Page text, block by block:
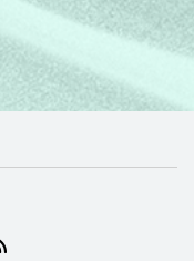
EM NOVA ABA)
EM NOVA ABA)
(ABRE EM NOVA
(ABRE EM NOVA
NIC.BR (ABRE EM
DO NIC.BR (ABRE
DO NIC.BR
DO NIC.BR (ABRE